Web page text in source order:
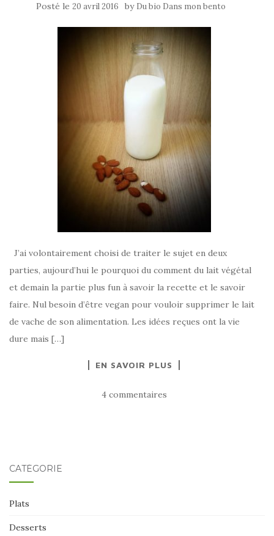
Posté le 20 avril 2016 by Du bio Dans mon bento
J’ai volontairement choisi de traiter le sujet en deux
parties, aujourd’hui le pourquoi du comment du lait végétal
et demain la partie plus fun à savoir la recette et le savoir
faire. Nul besoin d’être vegan pour vouloir supprimer le lait
de vache de son alimentation. Les idées reçues ont la vie
dure mais […]
EN SAVOIR PLUS
4 commentaires
CATÉGORIE
Plats
Desserts